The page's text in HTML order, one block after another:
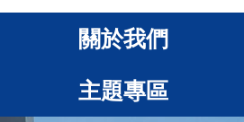
關於我們
主題專區